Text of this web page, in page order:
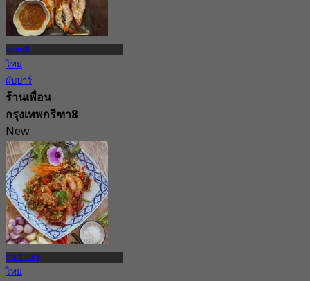
บางกะปิ
ไทย
ผับบาร์
ร้านเพื่อน
กรุงเทพกรีฑา8
New
5.0
จาก฿ 337.5
รามคำแหง
ไทย